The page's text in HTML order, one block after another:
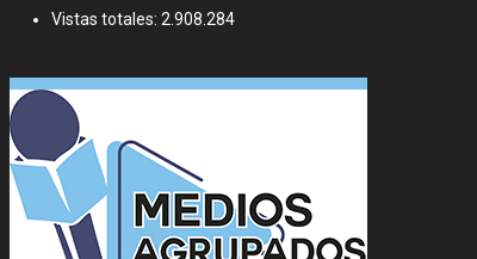
Vistas totales: 2.908.284